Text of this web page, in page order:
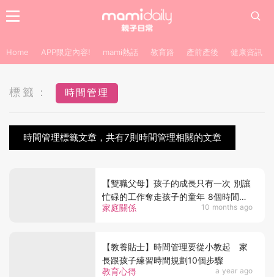
Home APP限定內容! mami熱話 教育路 產前產後 健康資訊
標籤： 時間管理
時間管理標籤文章，共有7則時間管理相關的文章
家庭關係 10 months ago
【雙職父母】孩子的成長只有一次 別讓
忙碌的工作奪走孩子的童年 8個時間管
理秘訣 助你平衡工作與家庭
教育心得 a year ago
【教養貼士】時間管理要從小教起 家
長跟孩子練習時間規劃10個步驟